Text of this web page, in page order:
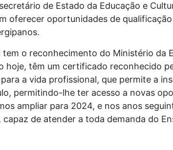
de Estado da Educação e
oferecer oportunidades de
o reconhecimento do Ministério da
hoje, têm um certificado reconhecido
a vida profissional, que permite a
permitindo-lhe ter acesso a novas
ampliar para 2024, e nos anos
de atender a toda demanda do